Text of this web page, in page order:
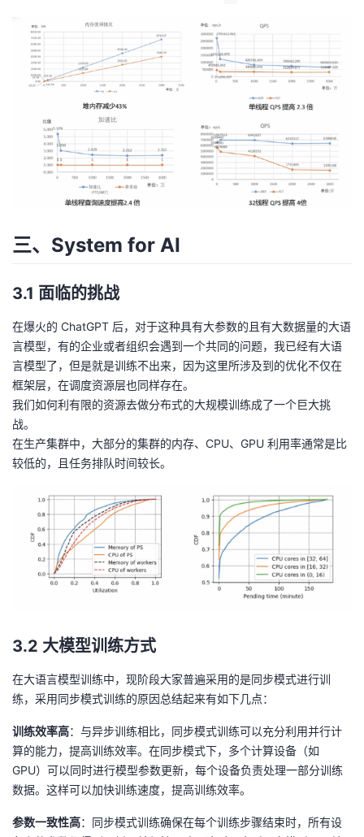
三、System for AI
3.1 面临的挑战
在爆火的 ChatGPT 后，对于这种具有大参数的且有大数据量的大语
言模型，有的企业或者组织会遇到一个共同的问题，我已经有大语
言模型了，但是就是训练不出来，因为这里所涉及到的优化不仅在
框架层，在调度资源层也同样存在。
我们如何利有限的资源去做分布式的大规模训练成了一个巨大挑
战。
在生产集群中，大部分的集群的内存、CPU、GPU 利用率通常是比
较低的，且任务排队时间较长。
3.2 大模型训练方式
在大语言模型训练中，现阶段大家普遍采用的是同步模式进行训
练，采用同步模式训练的原因总结起来有如下几点：
训练效率高：与异步训练相比，同步模式训练可以充分利用并行计
算的能力，提高训练效率。在同步模式下，多个计算设备（如
GPU）可以同时进行模型参数更新，每个设备负责处理一部分训练
数据。这样可以加快训练速度，提高训练效率。
参数一致性高：同步模式训练确保在每个训练步骤结束时，所有设